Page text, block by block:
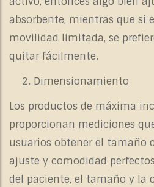
absorbente, mientras que si
movilidad limitada, se
quitar fácilmente.
Dimensionamiento
Los productos de máxima
proporcionan mediciones
usuarios obtener el tamaño
ajuste y comodidad
del paciente, el tamaño y la